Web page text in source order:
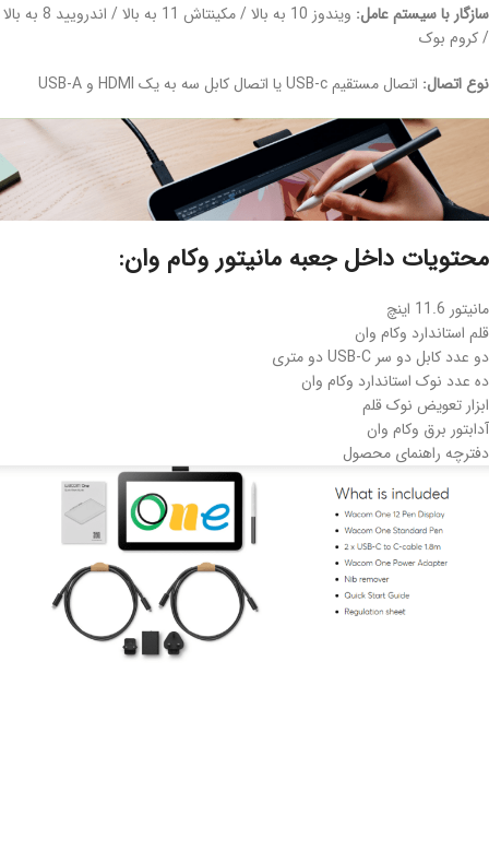
سازگار با سیستم عامل:
ویندوز 10 به بالا / مکینتاش 11 به بالا / اندرویید 8 به بالا
/ کروم بوک
نوع اتصال: اتصال مستقیم USB-c یا اتصال کابل سه به یک HDMI و USB-A
محتویات داخل جعبه مانیتور وکام وان:
مانیتور 11.6 اینچ
قلم استاندارد وکام وان
دو عدد کابل دو سر USB-C دو متری
ده عدد نوک استاندارد وکام وان
ابزار تعویض نوک قلم
آدابتور برق وکام وان
دفترچه راهنمای محصول